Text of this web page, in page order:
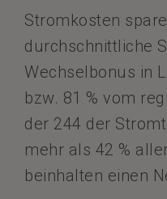
Stromkosten
durchschnittliche
Wechselbonus in
bzw. 81 % vom
der 244 der
mehr als 42 %
beinhalten einen